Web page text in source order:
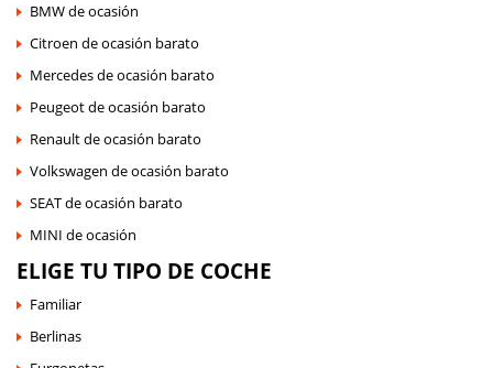
BMW de ocasión
Citroen de ocasión barato
Mercedes de ocasión barato
Peugeot de ocasión barato
Renault de ocasión barato
Volkswagen de ocasión barato
SEAT de ocasión barato
MINI de ocasión
ELIGE TU TIPO DE COCHE
Familiar
Berlinas